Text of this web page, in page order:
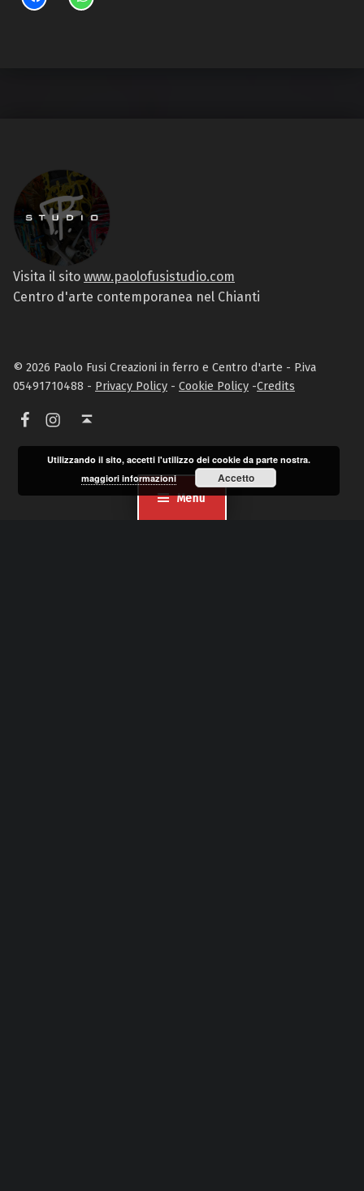
Menu
Visita il sito www.paolofusistudio.com
Centro d'arte contemporanea nel Chianti
© 2026 Paolo Fusi Creazioni in ferro e Centro d'arte - P.iva
05491710488 - Privacy Policy - Cookie Policy -Credits
Utilizzando il sito, accetti l'utilizzo dei cookie da parte nostra.
maggiori informazioni
Accetto